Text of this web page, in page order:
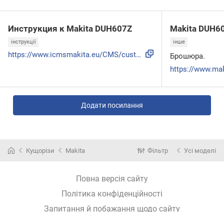
Инструкция к Makita DUH607Z
інструкції
https://www.icmsmakita.eu/CMS/custom/fi/attachments/user_ma...
Makita
інше
Брошюра.
Додати посилання
Кущорізи Makita Фільтр Усі моделі
Повна версія сайту
Політика конфіденційності
Запитання й побажання щодо сайту